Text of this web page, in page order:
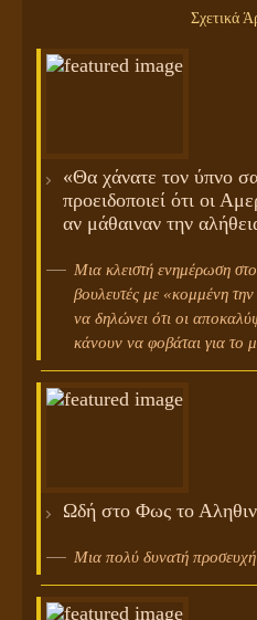
Σχετικά
«Θα χάνατε τον ύπνο
προειδοποιεί ότι οι
αν μάθαιναν την
Μια κλειστή ενημέρωση
βουλευτές με «κομμένη
να δηλώνει ότι οι
κάνουν να φοβάται για το
Ωδή στο Φως το
Μια πολύ δυνατή